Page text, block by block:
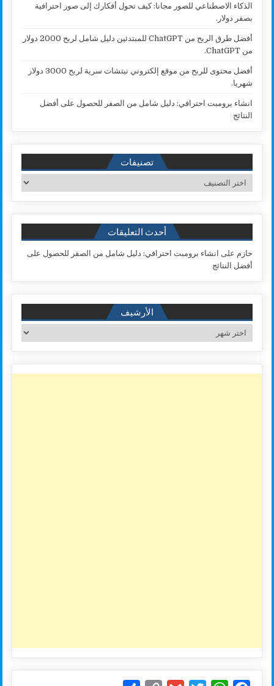
الذكاء الاصطناعي للصور مجانا: كيف تحول أفكارك إلى صور احترافية
بصفر دولار.
أفضل طرق الربح من ChatGPT للمبتدئين دليل شامل لربح 2000 دولار
من ChatGPT.
أفضل محتوى للربح من موقع إلكتروني نيتشات سرية لربح 3000 دولار
شهريا.
انشاء برومبت احترافي: دليل شامل من الصفر للحصول على أفضل
النتائج
تصنيفات
تصنيفات
أحدث التعليقات
حازم على انشاء برومبت احترافي: دليل شامل من الصفر للحصول على
أفضل النتائج
الأرشيف
الأرشيف